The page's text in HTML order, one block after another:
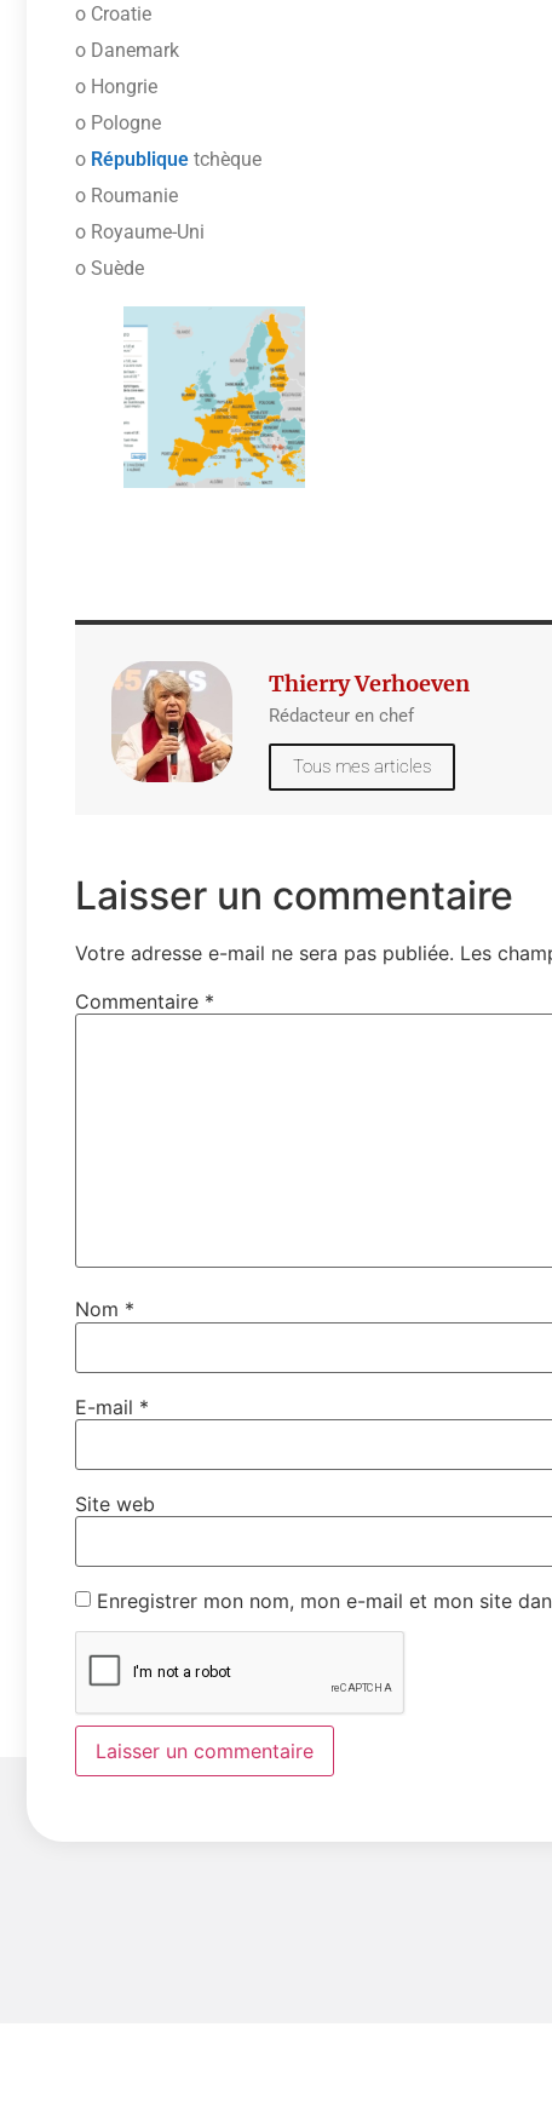
o Croatie
o Danemark
o Hongrie
o Pologne
o République tchèque
o Roumanie
o Royaume-Uni
o Suède
Thierry Verhoeven
Rédacteur en chef
Tous mes articles
Laisser un commentaire
Votre adresse e-mail ne sera pas publiée. Les
Commentaire *
Nom *
E-mail *
Site web
Enregistrer mon nom, mon e-mail et mon site